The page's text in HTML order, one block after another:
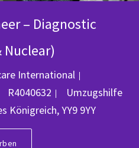
– Diagnostic
Nuclear)
International
Job-ID
R4040632
Umzugshilfe
Königreich, YY9 9YY